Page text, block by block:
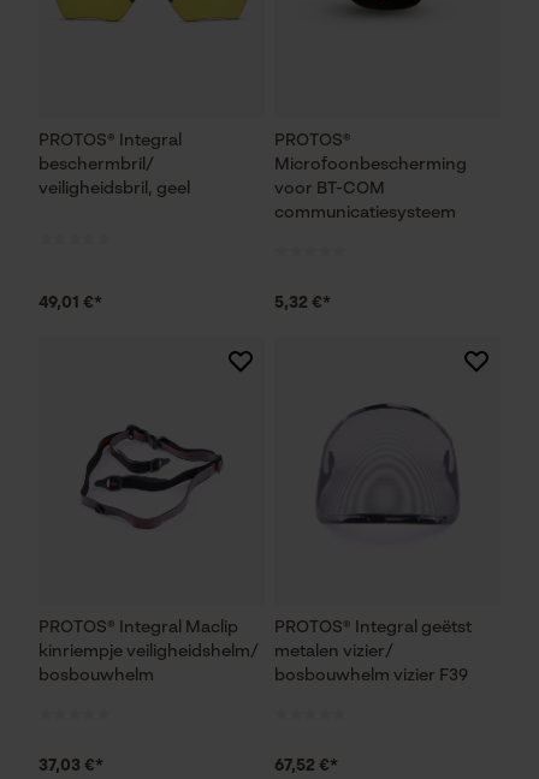
PROTOS® Integral
beschermbril/
veiligheidsbril, geel
49,01 €*
PROTOS®
Microfoonbescherming
voor BT-COM
communicatiesysteem
5,32 €*
PROTOS® Integral Maclip
kinriempje veiligheidshelm/
bosbouwhelm
37,03 €*
PROTOS® Integral geëtst
metalen vizier/
bosbouwhelm vizier F39
67,52 €*